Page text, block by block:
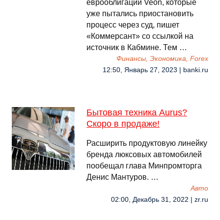
еврооблигаций Veon, которые
уже пытались приостановить
процесс через суд, пишет
«Коммерсант» со ссылкой на
источник в Кабмине. Тем …
Финансы, Экономика, Forex
12:50, Январь 27, 2023 | banki.ru
Бытовая техника Aurus?
Скоро в продаже!
Расширить продуктовую линейку
бренда люксовых автомобилей
пообещал глава Минпромторга
Денис Мантуров. …
Авто
02:00, Декабрь 31, 2022 | zr.ru